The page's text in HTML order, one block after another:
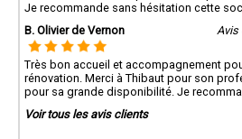
Je recommande sans hésitation cette
B. Olivier de Vernon
Avis
Très bon accueil et accompagnement
rénovation. Merci à Thibaut pour son
pour sa grande disponibilité. Je
Voir tous les avis clients